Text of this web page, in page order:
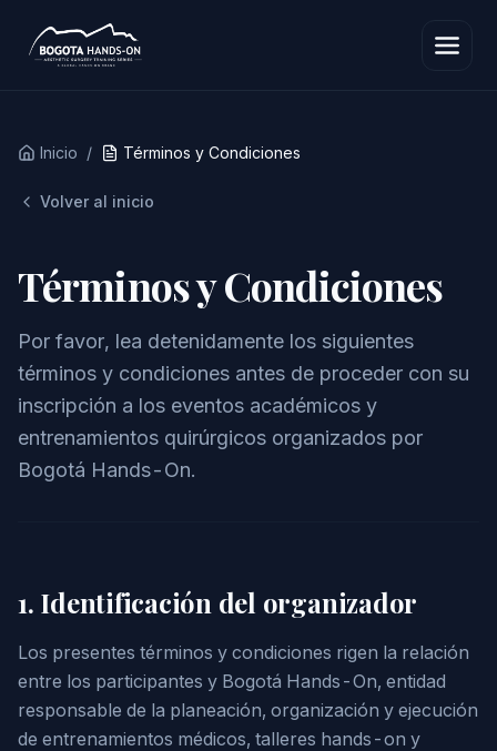
Inicio / Términos y Condiciones
Volver al inicio
Términos y Condiciones
Por favor, lea detenidamente los siguientes
términos y condiciones antes de proceder con su
inscripción a los eventos académicos y
entrenamientos quirúrgicos organizados por
Bogotá Hands-On.
1. Identificación del organizador
Los presentes términos y condiciones rigen la relación
entre los participantes y Bogotá Hands-On, entidad
responsable de la planeación, organización y ejecución
de entrenamientos médicos, talleres hands-on y